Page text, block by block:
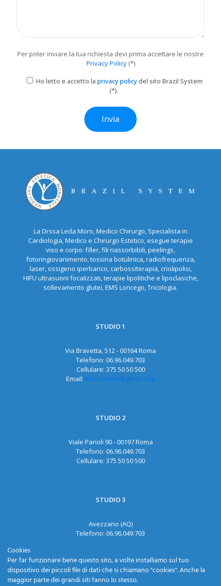
Per poter inviare la tua richiesta devi prima accettare le nostre
Privacy Policy(*)
Ho letto e accetto la privacy policydel sito Brazil System
(*).
La Drssa Leda Moro, Medico Chirurgo, Specialista in
Cardiologia, Medico e Chirurgo Estetico, esegue terapie
viso e corpo: filler, fili riassorbibili, peelings,
fotoringiovanimento, tossina botulinica, radiofrequenza,
laser, ossigeno iperbarico, carbossiterapia, criolipolisi,
HIFU ultrasuoni focalizzati, terapie lipolitiche e lipoclasiche,
sollevamento glutei, EMS Loncego, Tricologia.
STUDIO 1
Via Bravetta, 512 - 00164 Roma
Telefono: 06.96.049.703
Cellulare: 375 50 50 500
Email:dott.samoro@gmail.com
STUDIO 2
Viale Parioli 90 - 00197 Roma
Telefono: 06.96.049.703
Cellulare: 375 50 50 500
STUDIO 3
Avezzano (AQ)
Telefono: 06.96.049.703
Cookies
Per far funzionare bene questo sito, a volte installiamo sul tuo
dispositivo dei piccoli file di dati che si chiamano "cookies". Anche la
maggior parte dei grandi siti fanno lo stesso.